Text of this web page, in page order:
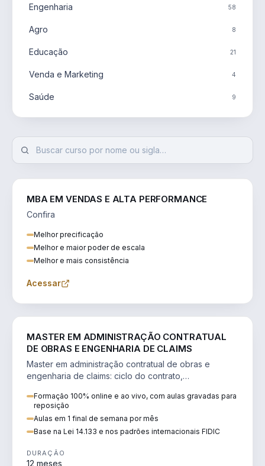
Engenharia 58
Agro 8
Educação 21
Venda e Marketing 4
Saúde 9
MBA EM VENDAS E ALTA PERFORMANCE
Confira
Melhor precificação
Melhor e maior poder de escala
Melhor e mais consistência
Acessar
MASTER EM ADMINISTRAÇÃO CONTRATUAL
DE OBRAS E ENGENHARIA DE CLAIMS
Master em administração contratual de obras e
engenharia de claims: ciclo do contrato,
Formação 100% online e ao vivo, com aulas gravadas para
reposição
Aulas em 1 final de semana por mês
Base na Lei 14.133 e nos padrões internacionais FIDIC
DURAÇÃO
12 meses